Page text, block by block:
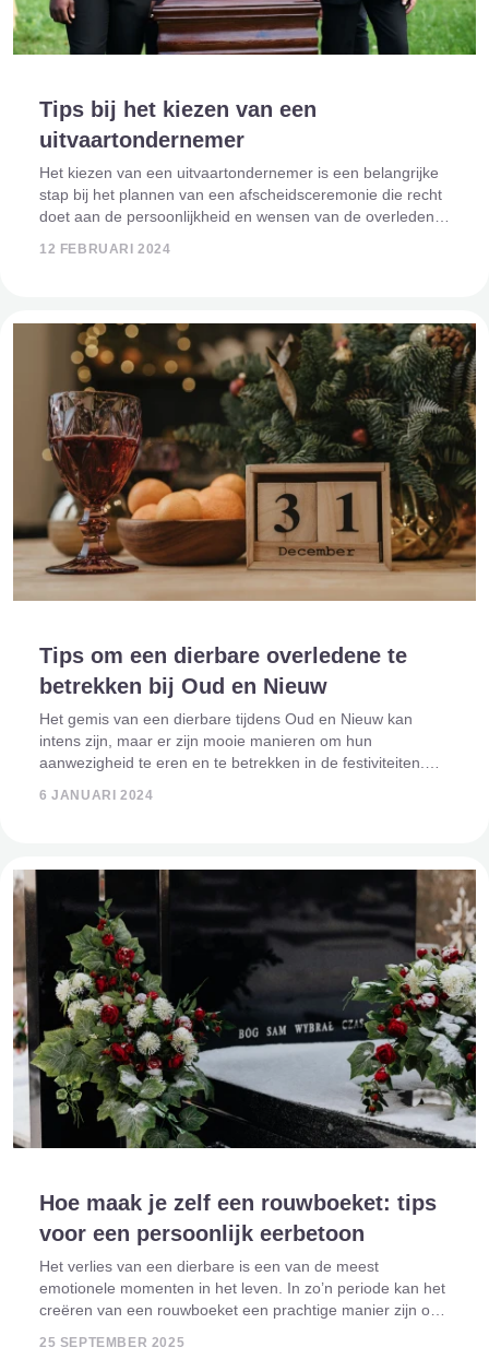
Tips bij het kiezen van een
uitvaartondernemer
Het kiezen van een uitvaartondernemer is een belangrijke
stap bij het plannen van een afscheidsceremonie die recht
doet aan de persoonlijkheid en wensen van de overledene.
12 FEBRUARI 2024
Tips om een dierbare overledene te
betrekken bij Oud en Nieuw
Het gemis van een dierbare tijdens Oud en Nieuw kan
intens zijn, maar er zijn mooie manieren om hun
aanwezigheid te eren en te betrekken in de festiviteiten.
6 JANUARI 2024
Hoe maak je zelf een rouwboeket: tips
voor een persoonlijk eerbetoon
Het verlies van een dierbare is een van de meest
emotionele momenten in het leven. In zo’n periode kan het
creëren van een rouwboeket een prachtige manier zijn om
Door zelf een rouwboeket s
25 SEPTEMBER 2025